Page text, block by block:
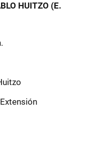
HUITZO (E.